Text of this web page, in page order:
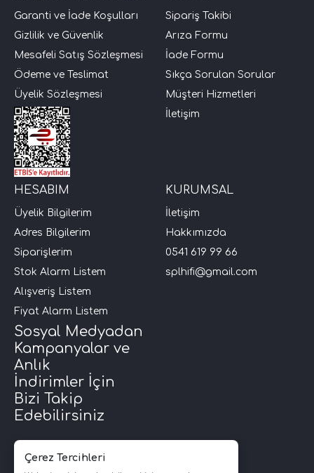
Garanti ve İade Koşulları
Gizlilik ve Güvenlik
Mesafeli Satış Sözleşmesi
Ödeme ve Teslimat
Üyelik Sözleşmesi
Sipariş Takibi
Arıza Formu
İade Formu
Sıkça Sorulan Sorular
Müşteri Hizmetleri
İletişim
HESABIM
Üyelik Bilgilerim
Adres Bilgilerim
Siparişlerim
Stok Alarm Listem
Alışveriş Listem
Fiyat Alarm Listem
KURUMSAL
İletişim
Hakkımızda
0541 619 99 66
splhifi@gmail.com
Sosyal Medyadan
Kampanyalar ve
Anlık
İndirimler İçin
Bizi Takip
Edebilirsiniz
Çerez Tercihleri